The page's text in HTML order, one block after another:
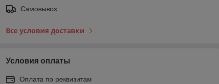
Самовывоз
Все условия доставки
Условия оплаты
Оплата по реквизитам